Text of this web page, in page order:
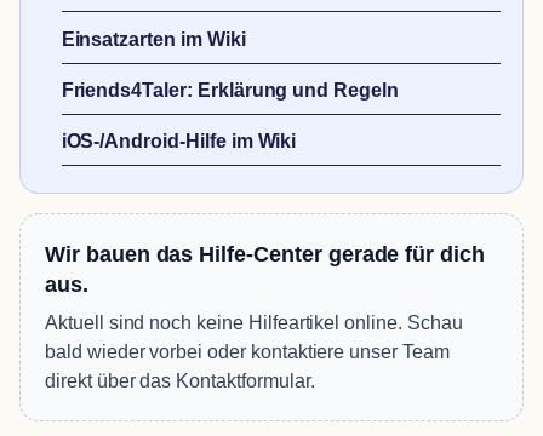
Einsatzarten im Wiki
Friends4Taler: Erklärung und Regeln
iOS-/Android-Hilfe im Wiki
Wir bauen das Hilfe-Center gerade für dich
aus.
Aktuell sind noch keine Hilfeartikel online. Schau
bald wieder vorbei oder kontaktiere unser Team
direkt über das Kontaktformular.